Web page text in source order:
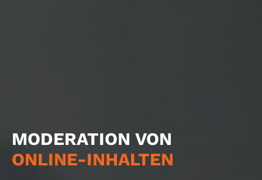
MODERATION VON
ONLINE-INHALTEN